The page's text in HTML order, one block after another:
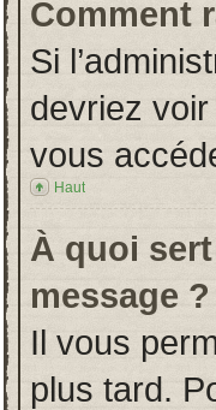
Comment
Si
devriez
vous
Haut
À quoi
message ?
Il vous
plus tard.